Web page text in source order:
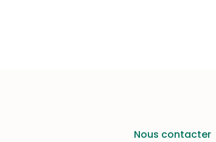
Nous contacter